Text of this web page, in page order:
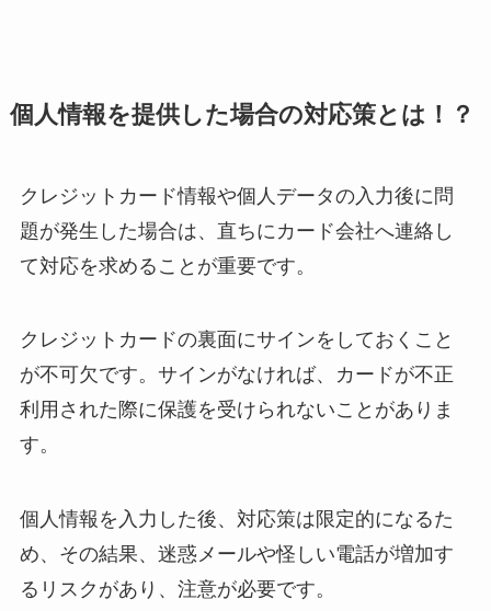
個人情報を提供した場合の対応策とは！？
クレジットカード情報や個人データの入力後に問
題が発生した場合は、直ちにカード会社へ連絡し
て対応を求めることが重要です。
クレジットカードの裏面にサインをしておくこと
が不可欠です。サインがなければ、カードが不正
利用された際に保護を受けられないことがありま
す。
個人情報を入力した後、対応策は限定的になるた
め、その結果、迷惑メールや怪しい電話が増加す
るリスクがあり、注意が必要です。